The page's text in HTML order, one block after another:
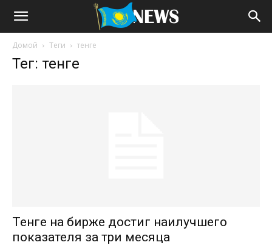
Домой Теги тенге
Тег: тенге
Тенге на бирже достиг наилучшего
показателя за три месяца